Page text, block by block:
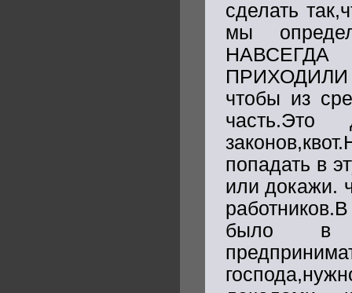
сделать
мы
чтобы из
часть.Это
попадать в
или докажи.
было в